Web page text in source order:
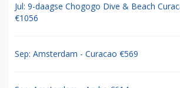
Jul: 9-daagse Chogogo Dive & Beach
€1056
Sep: Amsterdam - Curacao €569